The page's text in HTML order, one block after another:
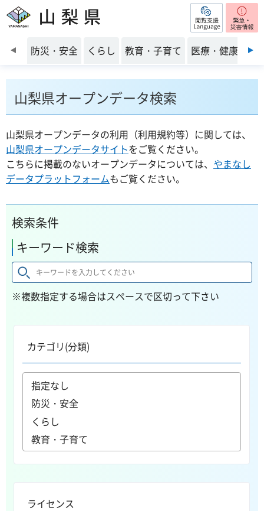
山梨県 閲覧支援
前のスライドを表示
防災・安全 くらし 教育・子育て 医療・健康・福
山梨県オープンデータ検索
山梨県オープンデータの利用（利用規約等）に関しては、
山梨県オープンデータサイトをご覧ください。
こちらに掲載のないオープンデータについては、 やまなし
データプラットフォームもご覧ください。
検索条件
キーワード検索
※複数指定する場合はスペースで区切って下さい
カテゴリ(分類)
ライセンス